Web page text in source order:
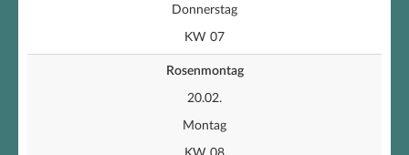
Donnerstag
KW 07
Rosenmontag
20.02.
Montag